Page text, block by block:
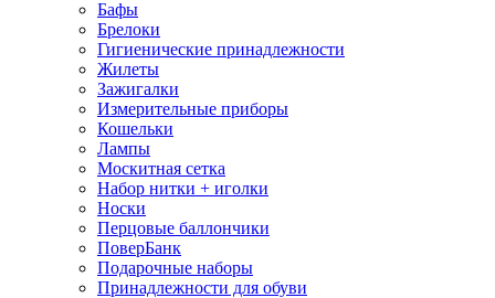
Бафы
Брелоки
Гигиенические принадлежности
Жилеты
Зажигалки
Измерительные приборы
Кошельки
Лампы
Москитная сетка
Набор нитки + иголки
Носки
Перцовые баллончики
ПоверБанк
Подарочные наборы
Принадлежности для обуви